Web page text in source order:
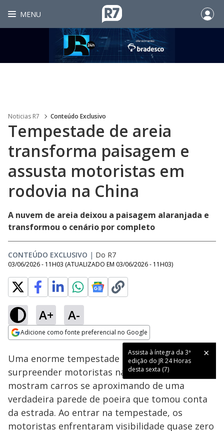
MENU
Noticias R7 Conteúdo Exclusivo
Tempestade de areia
transforma paisagem e
assusta motoristas em
rodovia na China
A nuvem de areia deixou a paisagem alaranjada e
transformou o cenário por completo
CONTEÚDO EXCLUSIVO | Do R7
03/06/2026 - 11H03 (ATUALIZADO EM 03/06/2026 - 11H03)
A+ A-
Adicione como fonte preferencial no Google
Assista à íntegra da 3ª
edição do JR 24 Horas
desta sexta (7)
Ativar
100.00%
Uma enorme tempestade de areia voltou a
surpreender motoristas na China. Imagens
mostram carros se aproximando de uma
verdadeira parede de poeira que tomou conta
da estrada. Ao entrar na tempestade, os
motoristas enfrentaram visibilidade quase zero